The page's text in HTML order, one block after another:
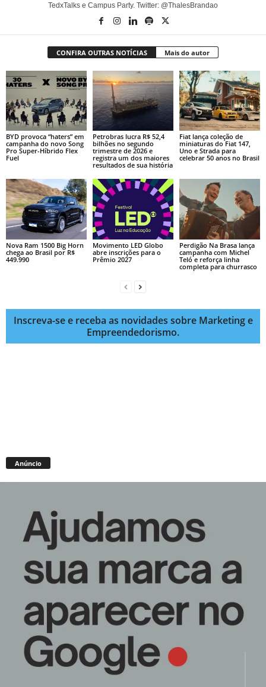
TedxTalks e Campus Party. Twitter: @ThalesBrandao
CONFIRA OUTRAS NOTÍCIAS Mais do autor
BYD provoca “haters” em
campanha do novo Song
Pro Super-Híbrido Flex
Fuel
Petrobras lucra R$ 52,4
bilhões no segundo
trimestre de 2026 e
registra um dos maiores
resultados de sua história
Fiat lança coleção de
miniaturas do Fiat 147,
Uno e Strada para
celebrar 50 anos no Brasil
Nova Ram 1500 Big Horn
chega ao Brasil por R$
449.990
Movimento LED Globo
abre inscrições para o
Prêmio 2027
Perdigão Na Brasa lança
campanha com Michel
Teló e reforça linha
completa para churrasco
Inscreva-se e receba as novidades sobre Marketing e
Empreendedorismo.
Anúncio